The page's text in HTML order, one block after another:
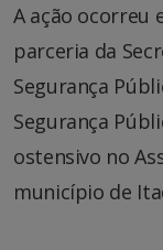
A ação ocorreu
parceria da
Segurança
Segurança
ostensivo no
município de